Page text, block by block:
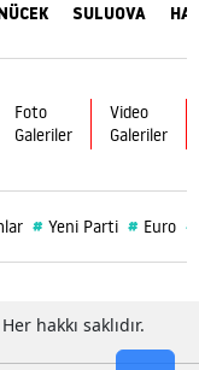
SULUOVA
Foto
Galeriler
Video
Galeriler
# Yeni Parti # Euro #
hakkı saklıdır.